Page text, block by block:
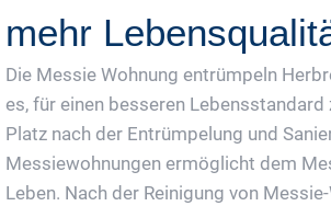
mehr
Die Messie Wohnung entrümpeln
es, für einen besseren Lebensstandard
Platz nach der Entrümpelung und
Messiewohnungen ermöglicht dem
Leben. Nach der Reinigung von